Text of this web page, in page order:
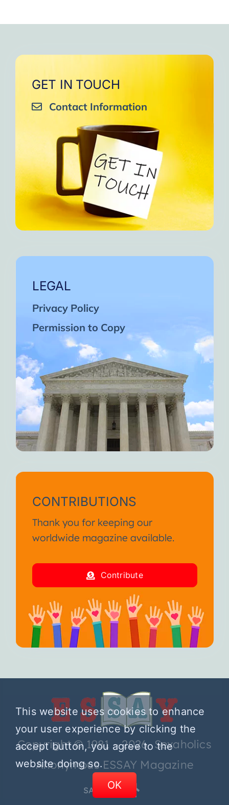
GET IN TOUCH
Contact Information
LEGAL
Privacy Policy
Permission to Copy
CONTRIBUTIONS
Thank you for keeping our
worldwide magazine available.
Contribute
Copyright © 1981 – 2026 Sexaholics
Anonymous ESSAY Magazine
SA.ORG
This website uses cookies to enhance
your user experience by clicking the
accept button, you agree to the
website doing so.
OK